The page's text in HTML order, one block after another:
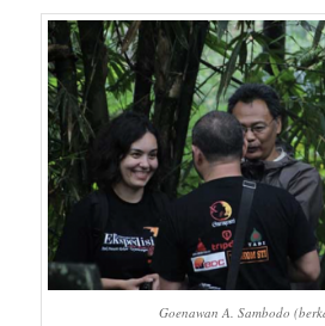
Goenawan A. Sambodo